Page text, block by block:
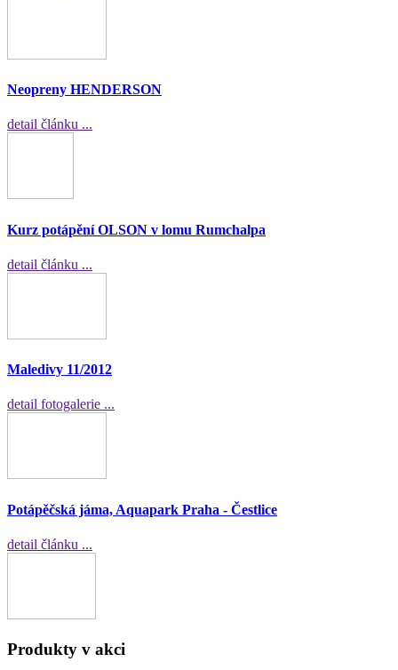
Neopreny HENDERSON
detail článku ...
Kurz potápění OLSON v lomu Rumchalpa
detail článku ...
Maledivy 11/2012
detail fotogalerie ...
Potápěčská jáma, Aquapark Praha - Čestlice
detail článku ...
Produkty v akci